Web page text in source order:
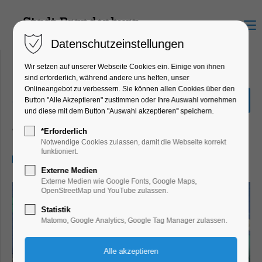
Menu
„Werde, der Du bist!“ – Das
Spiel der Wandlung®
Gesundheit, Workshop
Datenschutzeinstellungen
Wir setzen auf unserer Webseite Cookies ein. Einige von ihnen
sind erforderlich, während andere uns helfen, unser
Onlineangebot zu verbessern. Sie können allen Cookies über den
Button "Alle Akzeptieren" zustimmen oder Ihre Auswahl vornehmen
und diese mit dem Button "Auswahl akzeptieren" speichern.
*Erforderlich
Notwendige Cookies zulassen, damit die Webseite korrekt
funktioniert.
Externe Medien
Externe Medien wie Google Fonts, Google Maps,
OpenStreetMap und YouTube zulassen.
Statistik
Matomo, Google Analytics, Google Tag Manager zulassen.